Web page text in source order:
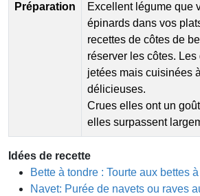
Préparation
Excellent légume que
épinards dans vos
recettes de côtes de
réserver les côtes.
jetées mais cuisinées
délicieuses.
Crues elles ont un
elles surpassent
Idées de recette
Bette à tondre : Tourte aux bettes
Navet: Purée de navets ou raves